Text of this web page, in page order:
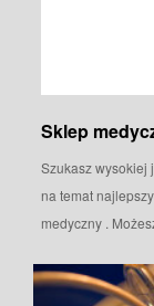
Sklep
Szukasz wysokiej
na temat
medyczny .